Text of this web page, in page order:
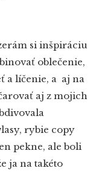
si inšpiráciu
oblečenie,
a líčenie, a aj na
aj z mojich
rybie copy
pekne, ale boli
ja na takéto